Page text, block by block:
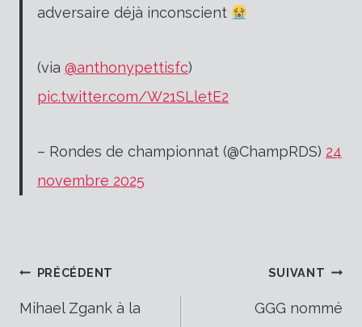
adversaire déjà inconscient
(via @anthonypettisfc)
pic.twitter.com/W21SLletE2
– Rondes de championnat (@ChampRDS) 24
novembre 2025
Navigation
PRÉCÉDENT
Mihael Zgank à la
SUIVANT
GGG nommé